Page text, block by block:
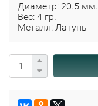
Диаметр: 20.5 мм.
Вес: 4 гр.
Металл: Латунь